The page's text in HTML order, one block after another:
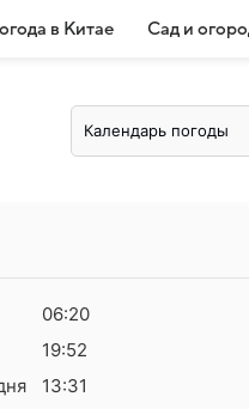
в Китае Сад и
Календарь погоды
06:20
19:52
13:31